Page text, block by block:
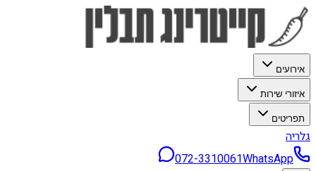
אירועים
איזורי שירות
תפריטים
גלריה
072-3310061WhatsApp